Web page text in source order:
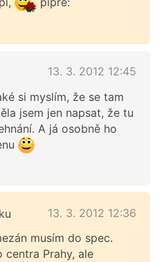
13. 3. 2012 12:45
si myslím, že se tam
jsem jen napsat, že tu
A já osobně ho
13. 3. 2012 12:36
musím do spec.
Prahy, ale